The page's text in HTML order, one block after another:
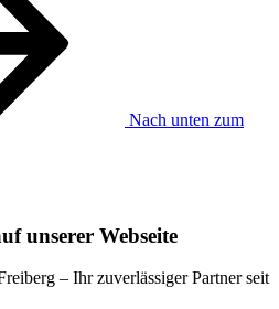
Nach unten zum
unserer Webseite
– Ihr zuverlässiger Partner seit